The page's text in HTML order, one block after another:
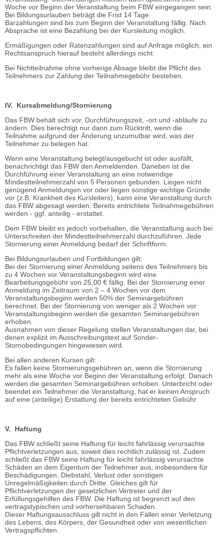
Woche vor Beginn der Veranstaltung beim FBW eingegangen sein.
Bei Bildungsurlauben beträgt die Frist 14 Tage.
Barzahlungen sind bis zum Beginn der Veranstaltung fällig. Nach
Absprache ist eine Bezahlung bei der Kursleitung möglich.
Ermäßigungen oder Ratenzahlungen sind auf Anfrage möglich, ein
Rechtsanspruch hierauf besteht allerdings nicht.
Bei Nichtteilnahme ohne vorherige Absage bleibt die Pflicht des
Teilnehmers zur Zahlung der Teilnahmegebühr bestehen.
IV. Kursabmeldung/Stornierung
Das FBW behält sich vor, Durchführungszeit, -ort und -abläufe zu
ändern. Dies berechtigt nur dann zum Rücktritt, wenn die
Teilnahme aufgrund der Änderung unzumutbar wird, was der
Teilnehmer zu belegen hat.
Wenn eine Veranstaltung belegt/ausgebucht ist oder ausfällt,
benachrichtigt das FBW den Anmeldenden. Daneben ist die
Durchführung einer Veranstaltung an eine notwendige
Mindestteilnehmerzahl von 5 Personen gebunden. Liegen nicht
genügend Anmeldungen vor oder liegen sonstige wichtige Gründe
vor (z.B. Krankheit des Kursleiters), kann eine Veranstaltung durch
das FBW abgesagt werden. Bereits entrichtete Teilnahmegebühren
werden - ggf. anteilig - erstattet.
Dem FBW bleibt es jedoch vorbehalten, die Veranstaltung auch bei
Unterschreiten der Mindestteilnehmerzahl durchzuführen. Jede
Stornierung einer Anmeldung bedarf der Schriftform.
Bei Bildungsurlauben und Fortbildungen gilt:
Bei der Stornierung einer Anmeldung seitens des Teilnehmers bis
zu 4 Wochen vor Veranstaltungsbeginn wird eine
Bearbeitungsgebühr von 25,00 € fällig. Bei der Stornierung einer
Anmeldung im Zeitraum von 2 – 4 Wochen vor dem
Veranstaltungsbeginn werden 50% der Seminargebühren
berechnet. Bei der Stornierung von weniger als 2 Wochen vor
Veranstaltungsbeginn werden die gesamten Seminargebühren
erhoben.
Ausnahmen von dieser Regelung stellen Veranstaltungen dar, bei
denen explizit im Ausschreibungstext auf Sonder-
Stornobedingungen hingewiesen wird.
Bei allen anderen Kursen gilt:
Es fallen keine Stornierungsgebühren an, wenn die Stornierung
mehr als eine Woche vor Beginn der Veranstaltung erfolgt. Danach
werden die gesamten Seminargebühren erhoben. Unterbricht oder
beendet ein Teilnehmer die Veranstaltung, hat er keinen Anspruch
auf eine (anteilige) Erstattung der bereits entrichteten Gebühr.
V. Haftung
Das FBW schließt seine Haftung für leicht fahrlässig verursachte
Pflichtverletzungen aus, soweit dies rechtlich zulässig ist. Zudem
schließt das FBW seine Haftung für leicht fahrlässig verursachte
Schäden an dem Eigentum der Teilnehmer aus, insbesondere für
Beschädigungen, Diebstahl, Verlust oder sonstigen
Unregelmäßigkeiten durch Dritte. Gleiches gilt für
Pflichtverletzungen der gesetzlichen Vertreter und der
Erfüllungsgehilfen des FBW. Die Haftung ist begrenzt auf den
vertragstypischen und vorhersehbaren Schaden.
Dieser Haftungsausschluss gilt nicht in den Fällen einer Verletzung
des Lebens, des Körpers, der Gesundheit oder von wesentlichen
Vertragspflichten.